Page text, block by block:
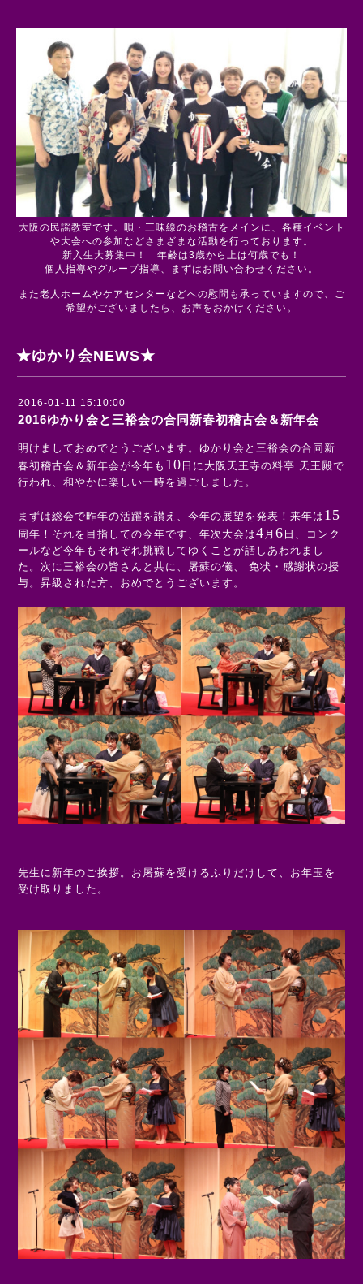
大阪の民謡教室です。唄・三味線のお稽古をメインに、各種イベント
や大会への参加などさまざまな活動を行っております。
新入生大募集中！ 年齢は3歳から上は何歳でも！
個人指導やグループ指導、まずはお問い合わせください。
また老人ホームやケアセンターなどへの慰問も承っていますので、ご
希望がございましたら、お声をおかけください。
★ゆかり会NEWS★
2016-01-11 15:10:00
2016ゆかり会と三裕会の合同新春初稽古会＆新年会
明けましておめでとうございます。ゆかり会と三裕会の合同新
春初稽古会＆新年会が今年も 10 日に大阪天王寺の料亭 天王殿で
行われ、和やかに楽しい一時を過ごしました。
まずは総会で昨年の活躍を讃え、今年の展望を発表！来年は 15
周年！それを目指しての今年です、年次大会は4 月 6 日、コンク
ールなど今年もそれぞれ挑戦してゆくことが話しあわれまし
た。次に三裕会の皆さんと共に、屠蘇の儀、 免状・感謝状の授
与。昇級された方、おめでとうございます。
先生に新年のご挨拶。お屠蘇を受けるふりだけして、お年玉を
受け取りました。